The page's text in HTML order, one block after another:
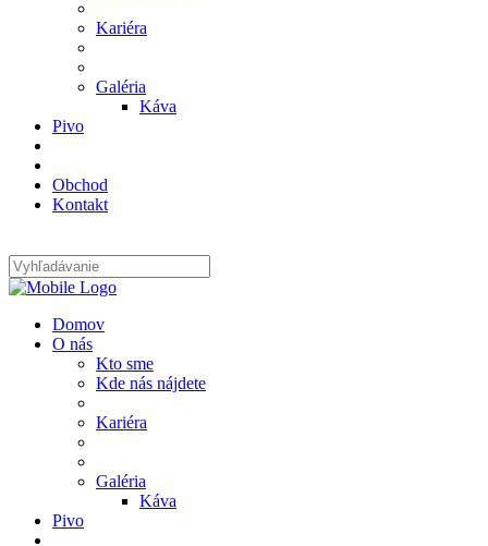
Kariéra
Galéria
Káva
Pivo
Obchod
Kontakt
Domov
O nás
Kto sme
Kde nás nájdete
Kariéra
Galéria
Káva
Pivo